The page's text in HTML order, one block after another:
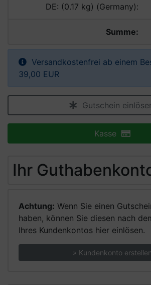
DE: (0.17 kg) (Germany):
Summe:
Versandkostenfrei ab einem
39,00 EUR
Gutschein
Kasse
Ihr
Achtung: Wenn Sie einen
haben, können Sie diesen nach
Ihres Kundenkontos hier einlösen.
» Kundenkonto erstellen